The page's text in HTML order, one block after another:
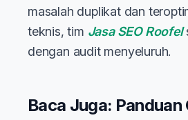
masalah duplikat dan
teknis, tim Jasa SEO Roofel
dengan audit menyeluruh.
Baca Juga: Panduan